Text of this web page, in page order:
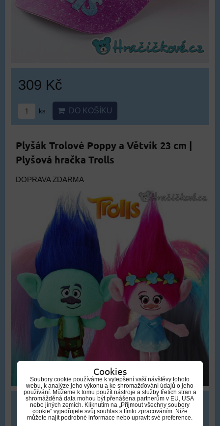
309 Kč
ks DO KOŠÍKU
Plyšák Trolové Poppy a Větvík 23 cm |
Plyšová hračka Trolls
DOPRAVA ZDARMA
399 Kč
Cookies
Soubory cookie používáme k vylepšení vaší návštěvy tohoto
webu, k analýze jeho výkonu a ke shromažďování údajů o jeho
používání. Můžeme k tomu použít nástroje a služby třetích stran a
shromážděná data mohou být přenášena partnerům v EU, USA
nebo jiných zemích. Kliknutím na „Přijmout všechny soubory
cookie“ vyjadřujete svůj souhlas s tímto zpracováním. Níže
můžete najít podrobné informace nebo upravit své preference.